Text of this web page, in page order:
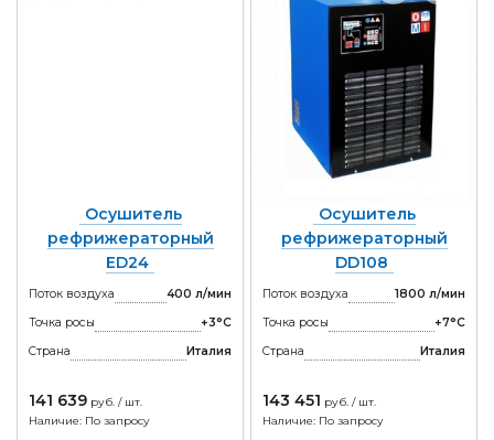
Осушитель
рефрижераторный
ED24
Поток воздуха
400 л/мин
Точка росы
+3°С
Страна
Италия
141 639 руб. / шт.
Наличие: По запросу
Осушитель
рефрижераторный
DD108
Поток воздуха
1800 л/мин
Точка росы
+7°С
Страна
Италия
143 451 руб. / шт.
Наличие: По запросу